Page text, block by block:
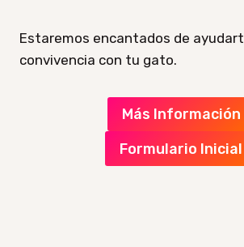
Estaremos encantados de
convivencia con tu gato.
Más Información
Formulario Inicial